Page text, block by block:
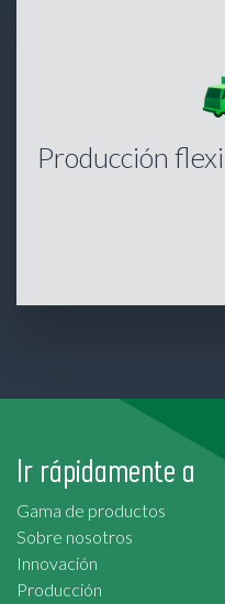
Producción
Ir rápidamente a
Gama de productos
Sobre nosotros
Innovación
Producción